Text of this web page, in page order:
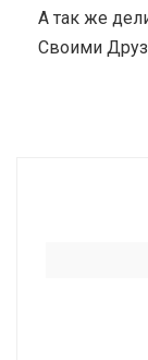
А так же
Своими